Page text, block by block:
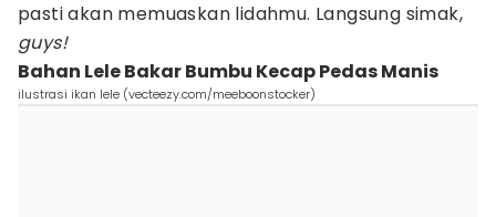
pasti akan memuaskan lidahmu. Langsung simak,
guys!
Bahan Lele Bakar Bumbu Kecap Pedas Manis
ilustrasi ikan lele (vecteezy.com/meeboonstocker)